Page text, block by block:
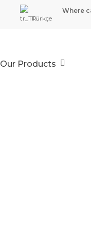
Türkçe
Where
Our Products